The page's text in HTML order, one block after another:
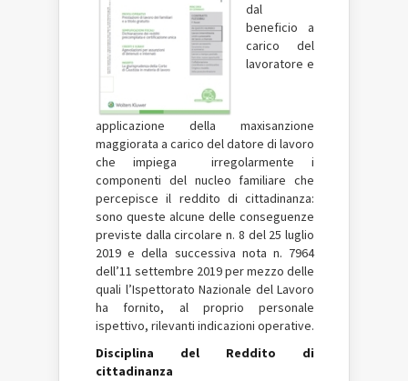
dal
beneficio a
carico del
lavoratore e
applicazione della maxisanzione
maggiorata a carico del datore di lavoro
che impiega irregolarmente i
componenti del nucleo familiare che
percepisce il reddito di cittadinanza:
sono queste alcune delle conseguenze
previste dalla circolare n. 8 del 25 luglio
2019 e della successiva nota n. 7964
dell’11 settembre 2019 per mezzo delle
quali l’Ispettorato Nazionale del Lavoro
ha fornito, al proprio personale
ispettivo, rilevanti indicazioni operative.
Disciplina del Reddito di
cittadinanza